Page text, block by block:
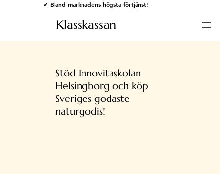
✔ Bland marknadens högsta förtjänst!
Klasskassan
Stöd Innovitaskolan
Helsingborg och köp
Sveriges godaste
naturgodis!